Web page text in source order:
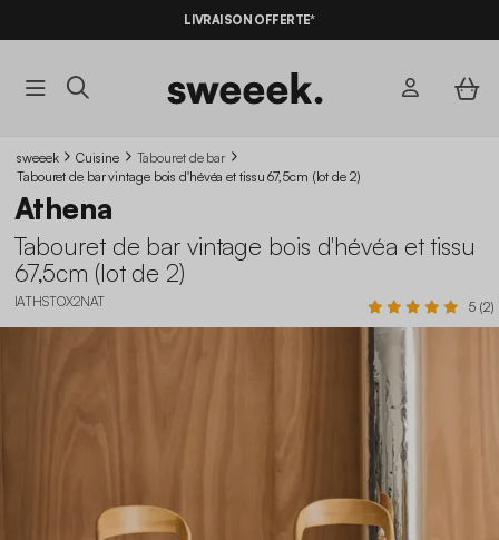
LIVRAISON OFFERTE*
sweeek Cuisine
Tabouret de bar
Tabouret de bar vintage bois d'hévéa et tissu 67,5cm (lot de 2)
Athena
Tabouret de bar vintage bois d'hévéa et tissu
67,5cm (lot de 2)
IATHSTOX2NAT 5 (2)